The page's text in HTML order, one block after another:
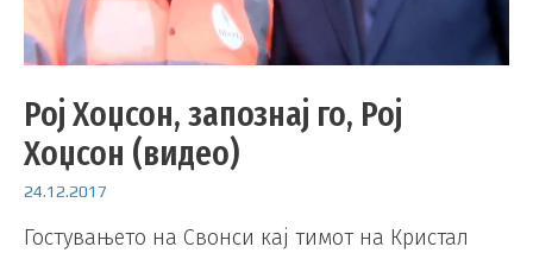
Рој Хоџсон, запознај го, Рој
Хоџсон (видео)
24.12.2017
Гостувањето на Свонси кај тимот на Кристал